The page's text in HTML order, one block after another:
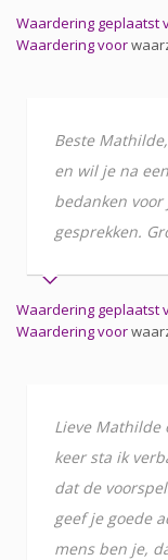
Waardering geplaatst
Waardering voor
Beste
en wil je na
bedanken
gesprekken.
Waardering geplaatst
Waardering voor
Lieve Mathilde
keer sta ik
dat de
geef je goede
mens ben je,